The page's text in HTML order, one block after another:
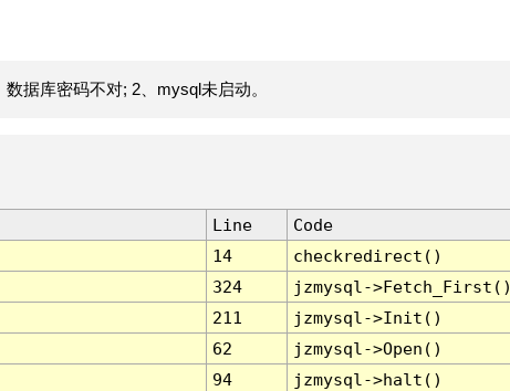
据库密码不对; 2、mysql未启动。
Line
Code
14
checkredirect()
324
jzmysql-
211
jzmysql->Init()
62
jzmysql->Open()
94
jzmysql->halt()